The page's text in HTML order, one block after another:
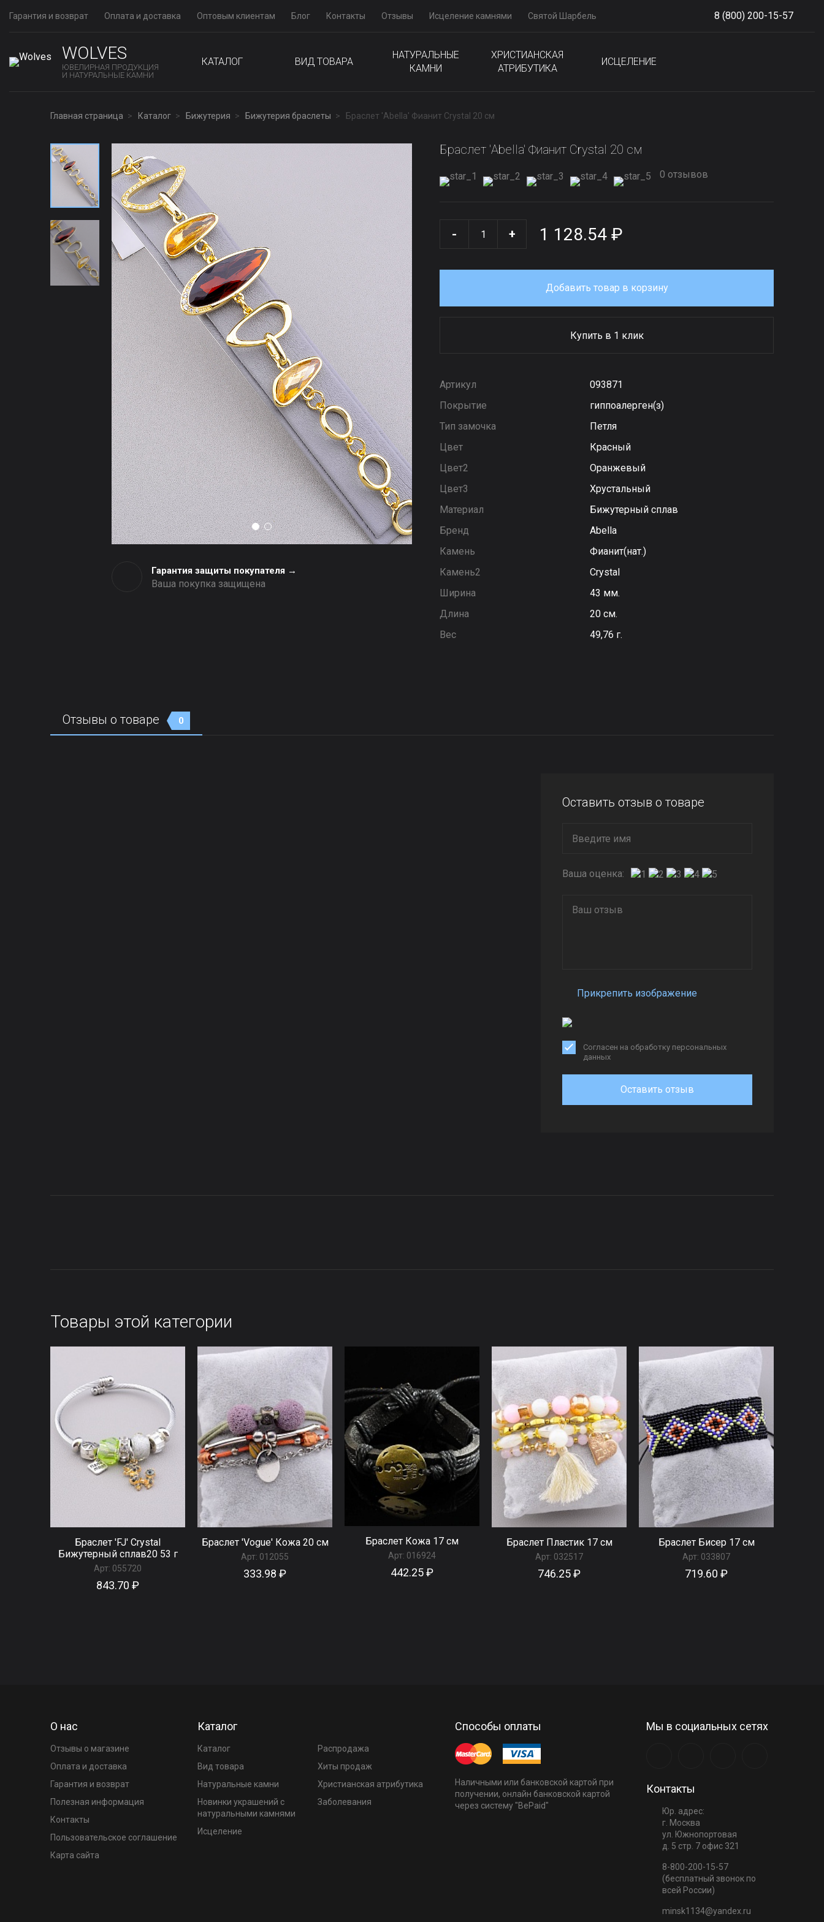
Гарантия и возврат Оплата и доставка Оптовым клиентам Блог Контакты Отзывы Исцеление камнями Святой Шарбель 8 (800) 200-15-57
WOLVES
ЮВЕЛИРНАЯ ПРОДУКЦИЯ
И НАТУРАЛЬНЫЕ КАМНИ
КАТАЛОГ ВИД ТОВАРА
НАТУРАЛЬНЫЕ
КАМНИ
ХРИСТИАНСКАЯ
АТРИБУТИКА
ИСЦЕЛЕНИЕ
Главная страница Каталог Бижутерия Бижутерия браслеты Браслет 'Abella' Фианит Сrystal 20 см
Гарантия защиты покупателя →
Ваша покупка защищена
Браслет 'Abella' Фианит Сrystal 20 см
0 отзывов
- + 1 128.54 ₽
Добавить товар в корзину
Купить в 1 клик
Артикул
093871
Покрытие
гиппоалерген(з)
Тип замочка
Петля
Цвет
Красный
Цвет2
Оранжевый
Цвет3
Хрустальный
Материал
Бижутерный сплав
Бренд
Abella
Камень
Фианит(нат.)
Камень2
Сrystal
Ширина
43 мм.
Длина
20 см.
Вес
49,76 г.
Отзывы о товаре 0
Оставить отзыв о товаре
Ваша оценка:
Прикрепить изображение
Согласен на обработку персональных
данных
Оставить отзыв
Товары этой категории
Браслет 'FJ' Сrystal
Бижутерный сплав20 53 г
Арт: 055720
843.70 ₽
Браслет 'Vogue' Кожа 20 см
Арт: 012055
333.98 ₽
Браслет Кожа 17 см
Арт: 016924
442.25 ₽
Браслет Пластик 17 см
Арт: 032517
746.25 ₽
Браслет Бисер 17 см
Арт: 033807
719.60 ₽
О нас
Отзывы о магазине
Оплата и доставка
Гарантия и возврат
Полезная информация
Контакты
Пользовательское соглашение
Карта сайта
Каталог
Каталог
Вид товара
Натуральные камни
Новинки украшений с
натуральными камнями
Распродажа
Хиты продаж
Христианская атрибутика
Заболевания
Исцеление
Способы оплаты
Наличными или банковской картой при
получении, онлайн банковской картой
через систему "BePaid"
Мы в социальных сетях
Контакты
Юр. адрес:
г. Москва
ул. Южнопортовая
д. 5 стр. 7 офис 321
8-800-200-15-57
(бесплатный звонок по
всей России)
minsk1134@yandex.ru